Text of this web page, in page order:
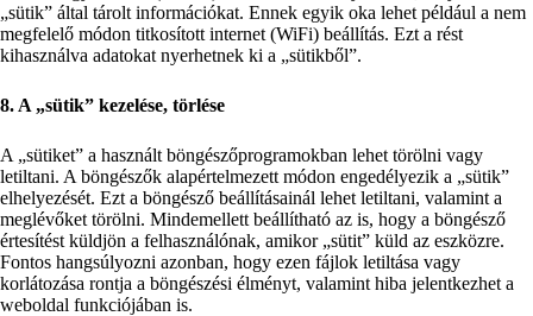
„sütik” által tárolt információkat. Ennek egyik oka lehet például a nem
megfelelő módon titkosított internet (WiFi) beállítás. Ezt a rést
kihasználva adatokat nyerhetnek ki a „sütikből”.
8. A „sütik” kezelése, törlése
A „sütiket” a használt böngészőprogramokban lehet törölni vagy
letiltani. A böngészők alapértelmezett módon engedélyezik a „sütik”
elhelyezését. Ezt a böngésző beállításainál lehet letiltani, valamint a
meglévőket törölni. Mindemellett beállítható az is, hogy a böngésző
értesítést küldjön a felhasználónak, amikor „sütit” küld az eszközre.
Fontos hangsúlyozni azonban, hogy ezen fájlok letiltása vagy
korlátozása rontja a böngészési élményt, valamint hiba jelentkezhet a
weboldal funkciójában is.